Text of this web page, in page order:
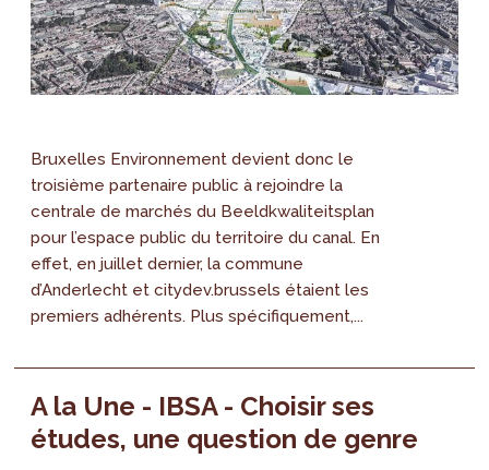
Bruxelles Environnement devient donc le
troisième partenaire public à rejoindre la
centrale de marchés du Beeldkwaliteitsplan
pour l’espace public du territoire du canal. En
effet, en juillet dernier, la commune
d’Anderlecht et citydev.brussels étaient les
premiers adhérents. Plus spécifiquement,...
A la Une - IBSA - Choisir ses
études, une question de genre